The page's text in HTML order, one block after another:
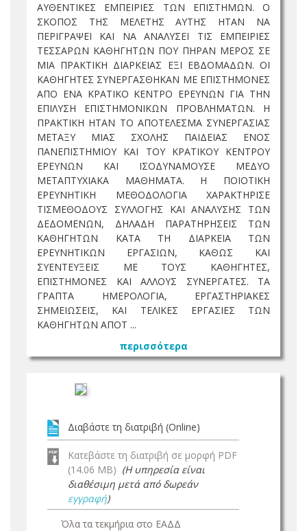
ΑΥΘΕΝΤΙΚΕΣ ΕΜΠΕΙΡΙΕΣ ΤΩΝ ΕΠΙΣΤΗΜΩΝ. Ο
ΣΚΟΠΟΣ ΤΗΣ ΜΕΛΕΤΗΣ ΑΥΤΗΣ ΗΤΑΝ ΝΑ
ΠΕΡΙΓΡΑΨΕΙ ΚΑΙ ΝΑ ΑΝΑΛΥΣΕΙ ΤΙΣ ΕΜΠΕΙΡΙΕΣ
ΤΕΣΣΑΡΩΝ ΚΑΘΗΓΗΤΩΝ ΠΟΥ ΠΗΡΑΝ ΜΕΡΟΣ ΣΕ
ΜΙΑ ΠΡΑΚΤΙΚΗ ΔΙΑΡΚΕΙΑΣ ΕΞΙ ΕΒΔΟΜΑΔΩΝ. ΟΙ
ΚΑΘΗΓΗΤΕΣ ΣΥΝΕΡΓΑΣΘΗΚΑΝ ΜΕ ΕΠΙΣΤΗΜΟΝΕΣ
ΑΠΟ ΕΝΑ ΚΡΑΤΙΚΟ ΚΕΝΤΡΟ ΕΡΕΥΝΩΝ ΓΙΑ ΤΗΝ
ΕΠΙΛΥΣΗ ΕΠΙΣΤΗΜΟΝΙΚΩΝ ΠΡΟΒΛΗΜΑΤΩΝ. Η
ΠΡΑΚΤΙΚΗ ΗΤΑΝ ΤΟ ΑΠΟΤΕΛΕΣΜΑ ΣΥΝΕΡΓΑΣΙΑΣ
ΜΕΤΑΞΥ ΜΙΑΣ ΣΧΟΛΗΣ ΠΑΙΔΕΙΑΣ ΕΝΟΣ
ΠΑΝΕΠΙΣΤΗΜΙΟΥ ΚΑΙ ΤΟΥ ΚΡΑΤΙΚΟΥ ΚΕΝΤΡΟΥ
ΕΡΕΥΝΩΝ ΚΑΙ ΙΣΟΔΥΝΑΜΟΥΣΕ ΜΕΔΥΟ
ΜΕΤΑΠΤΥΧΙΑΚΑ ΜΑΘΗΜΑΤΑ. Η ΠΟΙΟΤΙΚΗ
ΕΡΕΥΝΗΤΙΚΗ ΜΕΘΟΔΟΛΟΓΙΑ ΧΑΡΑΚΤΗΡΙΣΕ
ΤΙΣΜΕΘΟΔΟΥΣ ΣΥΛΛΟΓΗΣ ΚΑΙ ΑΝΑΛΥΣΗΣ ΤΩΝ
ΔΕΔΟΜΕΝΩΝ, ΔΗΛΑΔΗ ΠΑΡΑΤΗΡΗΣΕΙΣ ΤΩΝ
ΚΑΘΗΓΗΤΩΝ ΚΑΤΑ ΤΗ ΔΙΑΡΚΕΙΑ ΤΩΝ
ΕΡΕΥΝΗΤΙΚΩΝ ΕΡΓΑΣΙΩΝ, ΚΑΘΩΣ ΚΑΙ
ΣΥΕΝΤΕΥΞΕΙΣ ΜΕ ΤΟΥΣ ΚΑΘΗΓΗΤΕΣ,
ΕΠΙΣΤΗΜΟΝΕΣ ΚΑΙ ΑΛΛΟΥΣ ΣΥΝΕΡΓΑΤΕΣ. ΤΑ
ΓΡΑΠΤΑ ΗΜΕΡΟΛΟΓΙΑ, ΕΡΓΑΣΤΗΡΙΑΚΕΣ
ΣΗΜΕΙΩΣΕΙΣ, ΚΑΙ ΤΕΛΙΚΕΣ ΕΡΓΑΣΙΕΣ ΤΩΝ
ΚΑΘΗΓΗΤΩΝ ΑΠΟΤ ...
περισσότερα
Διαβάστε τη διατριβή (Online)
Κατεβάστε τη διατριβή σε μορφή PDF
(14.06 MB) (Η υπηρεσία είναι
διαθέσιμη μετά από δωρεάν
εγγραφή)
Όλα τα τεκμήρια στο ΕΑΔΔ